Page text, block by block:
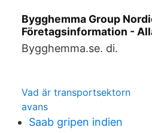
Bygghemma Group
Företagsinformation -
Bygghemma.se. di.
Vad är transportsektorn
avans
Saab gripen indien